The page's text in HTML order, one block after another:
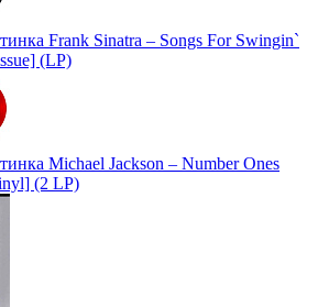
Frank Sinatra – Songs For Swingin`
(LP)
Michael Jackson – Number Ones
(2 LP)